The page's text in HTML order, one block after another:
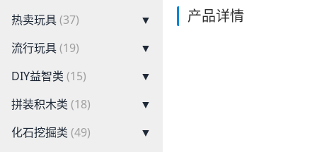
热卖玩具(37)
▼
流行玩具(19)
▼
DIY益智类 (15)
▼
拼装积木类 (18)
▼
化石挖掘类 (49)
▼
产品详情